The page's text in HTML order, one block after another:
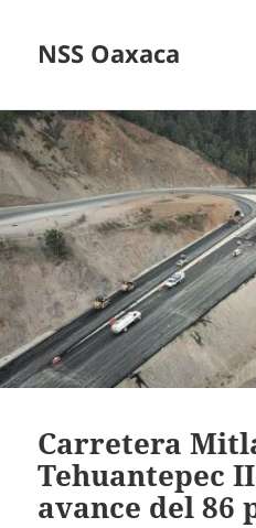
NSS Oaxaca
Carretera
Tehuantepec
avance del 86